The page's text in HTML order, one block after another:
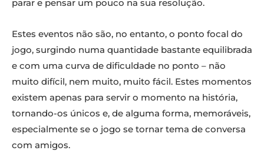
parar e pensar um pouco na sua resolução.
Estes eventos não são, no entanto, o ponto focal do
jogo, surgindo numa quantidade bastante equilibrada
e com uma curva de dificuldade no ponto – não
muito difícil, nem muito, muito fácil. Estes momentos
existem apenas para servir o momento na história,
tornando-os únicos e, de alguma forma, memoráveis,
especialmente se o jogo se tornar tema de conversa
com amigos.